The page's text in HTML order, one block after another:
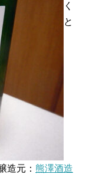
く
と
造元： 熊澤酒造